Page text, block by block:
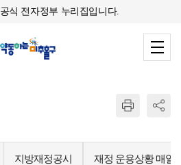
식 전자정부 누리집입니다.
지방재정공시 재정 운용상황 매일